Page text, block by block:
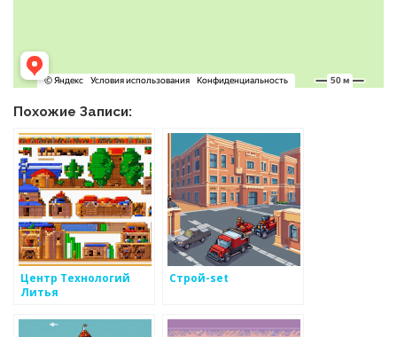
Похожие Записи:
Центр Технологий
Литья
Строй-set